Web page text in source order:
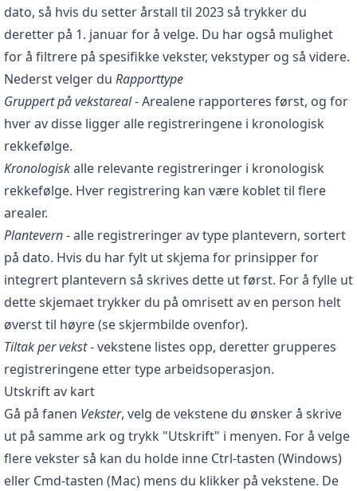
dato, så hvis du setter årstall til 2023 så trykker du
deretter på 1. januar for å velge. Du har også mulighet
for å filtrere på spesifikke vekster, vekstyper og så videre.
Nederst velger du Rapporttype
Gruppert på vekstareal- Arealene rapporteres først, og for
hver av disse ligger alle registreringene i kronologisk
rekkefølge.
Kronologiskalle relevante registreringer i kronologisk
rekkefølge. Hver registrering kan være koblet til flere
arealer.
Plantevern- alle registreringer av type plantevern, sortert
på dato. Hvis du har fylt ut skjema for prinsipper for
integrert plantevern så skrives dette ut først. For å fylle ut
dette skjemaet trykker du på omrisett av en person helt
øverst til høyre (se skjermbilde ovenfor).
Tiltak per vekst- vekstene listes opp, deretter grupperes
registreringene etter type arbeidsoperasjon.
Utskrift av kart
Gå på fanen Vekster, velg de vekstene du ønsker å skrive
ut på samme ark og trykk "Utskrift" i menyen. For å velge
flere vekster så kan du holde inne Ctrl-tasten (Windows)
eller Cmd-tasten (Mac) mens du klikker på vekstene. De